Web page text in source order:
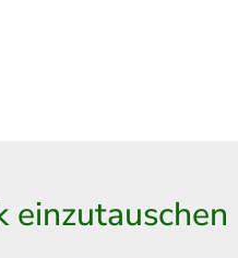
Ethereum
einzutauschen